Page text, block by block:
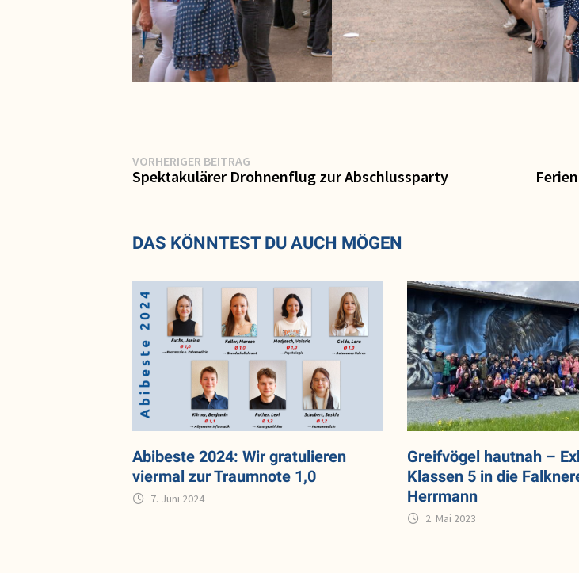
Beitragsnavigation
VORHERIGER BEITRAGVorheriger
Beitrag:
Spektakulärer Drohnenflug zur Abschlussparty
DAS KÖNNTEST DU AUCH MÖGEN
Abibeste 2024: Wir gratulieren
viermal zur Traumnote 1,0
7. Juni 2024
Greifvögel hautnah –
Klassen 5 in die
Herrmann
2. Mai 2023